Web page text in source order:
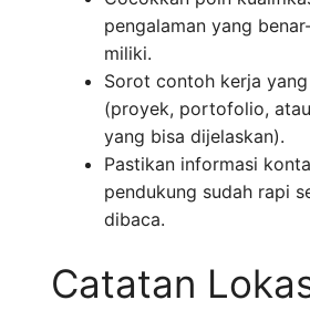
pengalaman yang
miliki.
Sorot contoh kerja
(proyek, portofolio,
yang bisa dijelaskan).
Pastikan informasi
pendukung sudah rapi
dibaca.
Catatan